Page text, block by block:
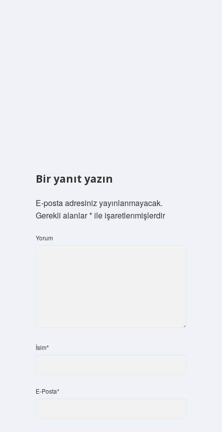
Bir yanıt yazın
E-posta adresiniz yayınlanmayacak.
Gerekli alanlar*ile işaretlenmişlerdir
Yorum
İsim*
E-Posta*